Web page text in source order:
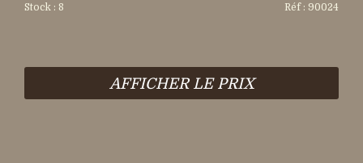
Stock : 8 Réf : 90024
AFFICHER LE PRIX